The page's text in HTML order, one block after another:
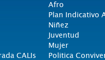
CALIs
Afro
Plan Indicativo
Niñez
Juventud
Mujer
Politica